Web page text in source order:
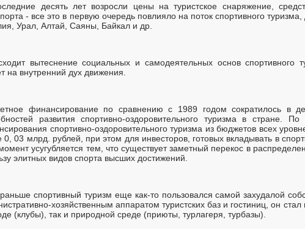
десять лет возросли цены на туристское снаряжение,
- все это в первую очередь повлияло на поток спортивного
Урал, Алтай, Саяны, Байкал и др.
вытеснение социальных и самодеятельных основ спортивного
на внутренний дух движения.
финансирование по сравнению с 1989 годом сократилось в
развития спортивно-оздоровительного туризма в стране.
спортивно-оздоровительного туризма из бюджетов всех
0, 03 млрд. рублей, при этом для инвесторов, готовых вкладывать в
усугубляется тем, что существует заметный перекос в
элитных видов спорта высших достижений.
спортивный туризм еще как-то пользовался самой захудалой
хозяйственным аппаратом туристских баз и гостиниц, он
(клубы), так и природной среде (приюты, турлагеря, турбазы).